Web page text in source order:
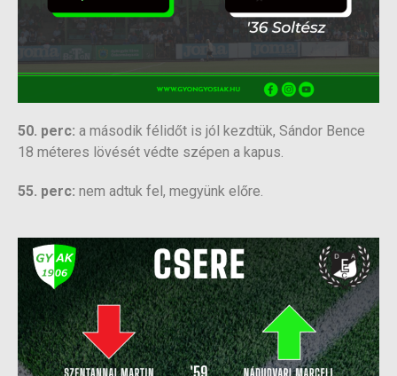
50. perc: a második félidőt is jól kezdtük, Sándor Bence
18 méteres lövését védte szépen a kapus.
55. perc: nem adtuk fel, megyünk előre.